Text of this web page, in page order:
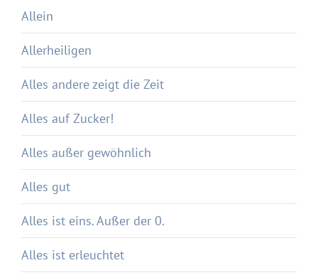
Allein
Allerheiligen
Alles andere zeigt die Zeit
Alles auf Zucker!
Alles außer gewöhnlich
Alles gut
Alles ist eins. Außer der 0.
Alles ist erleuchtet